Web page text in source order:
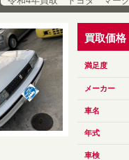
買取価格
満足度
メーカー
車名
年式
車検